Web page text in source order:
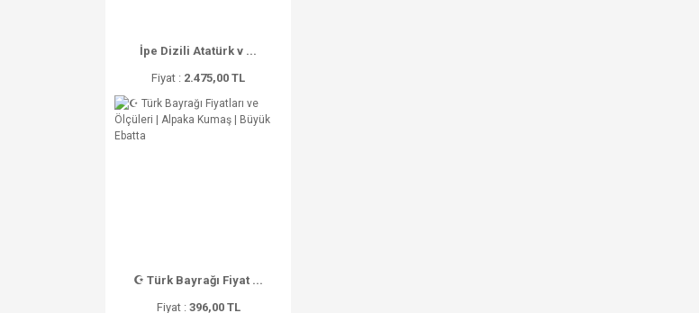
İpe Dizili Atatürk v ...
Fiyat : 2.475,00 TL
☪ Türk Bayrağı Fiyat ...
Fiyat : 396,00 TL